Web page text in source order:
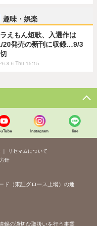
趣味・娯楽
ラえもん短歌、入選作は
20発売の新刊に収録…9/3
Thu 15:15
Instagram line
リセマムについて
針
ド（東証グロース上場）の運
報の適切な取扱いを行う事業